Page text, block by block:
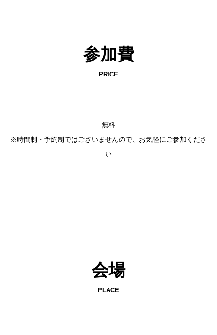
参加費
PRICE
無料
※時間制・予約制ではございませんので、お気軽にご参加くださ
い
会場
PLACE